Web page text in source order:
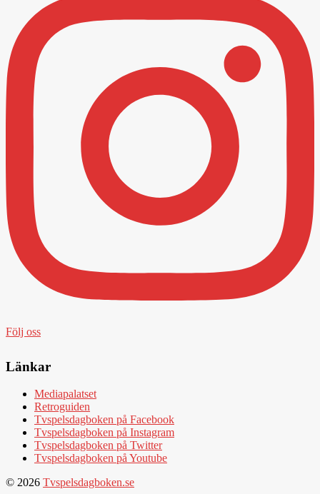
Följ oss
Länkar
Mediapalatset
Retroguiden
Tvspelsdagboken på Facebook
Tvspelsdagboken på Instagram
Tvspelsdagboken på Twitter
Tvspelsdagboken på Youtube
© 2026 Tvspelsdagboken.se